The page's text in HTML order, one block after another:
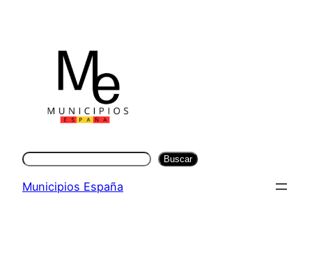
contenido
Buscar Buscar
Municipios España